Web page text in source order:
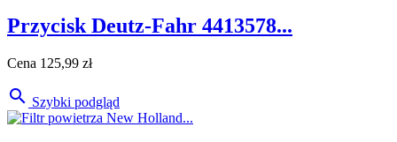
Przycisk Deutz-Fahr 4413578...
Cena 125,99 zł
 Szybki podgląd